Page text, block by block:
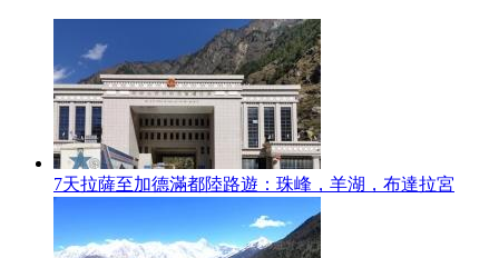
7天拉薩至加德滿都陸路遊：珠峰，羊湖，布達拉宮